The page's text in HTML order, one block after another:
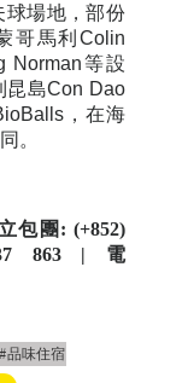
球場地，部份
哥馬利 Colin
Norman等設
昆島Con Dao
，在海
。
包團 : (+852)
863 | 電
#品味住宿